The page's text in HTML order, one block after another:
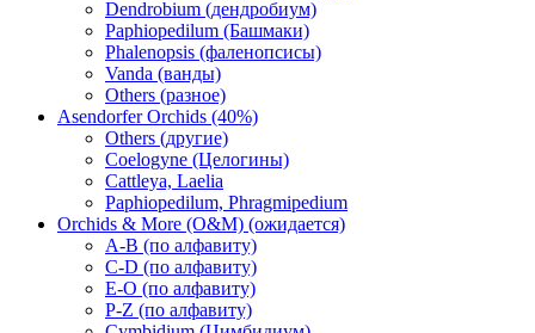
Dendrobium (дендробиум)
Paphiopedilum (Башмаки)
Phalenopsis (фаленопсисы)
Vanda (ванды)
Others (разное)
Asendorfer Orchids (40%)
Others (другие)
Coelogyne (Целогины)
Cattleya, Laelia
Paphiopedilum, Phragmipedium
Orchids & More (O&M) (ожидается)
A-B (по алфавиту)
C-D (по алфавиту)
E-O (по алфавиту)
P-Z (по алфавиту)